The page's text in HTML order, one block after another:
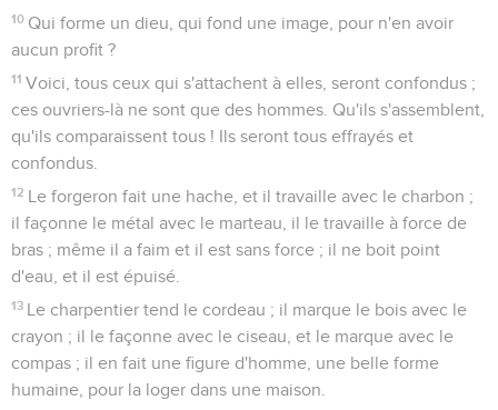
10 Qui forme un dieu, qui fond une image, pour n'en avoir
aucun profit ?
11 Voici, tous ceux qui s'attachent à elles, seront confondus ;
ces ouvriers-là ne sont que des hommes. Qu'ils s'assemblent,
qu'ils comparaissent tous ! Ils seront tous effrayés et
confondus.
12 Le forgeron fait une hache, et il travaille avec le charbon ;
il façonne le métal avec le marteau, il le travaille à force de
bras ; même il a faim et il est sans force ; il ne boit point
d'eau, et il est épuisé.
13 Le charpentier tend le cordeau ; il marque le bois avec le
crayon ; il le façonne avec le ciseau, et le marque avec le
compas ; il en fait une figure d'homme, une belle forme
humaine, pour la loger dans une maison.